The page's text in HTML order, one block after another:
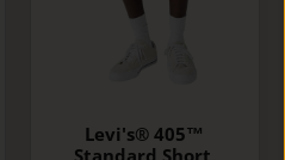
Levi's® 405™